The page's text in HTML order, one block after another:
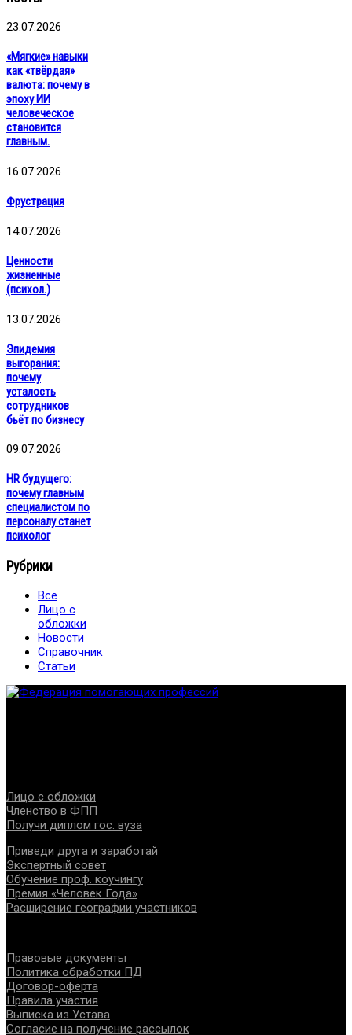
23.07.2026
«Мягкие» навыки
как «твёрдая»
валюта: почему в
эпоху ИИ
человеческое
становится
главным.
16.07.2026
Фрустрация
14.07.2026
Ценности
жизненные
(психол.)
13.07.2026
Эпидемия
выгорания:
почему
усталость
сотрудников
бьёт по бизнесу
09.07.2026
HR будущего:
почему главным
специалистом по
персоналу станет
психолог
Рубрики
Все
Лицо с
обложки
Новости
Справочник
Статьи
Лицо с обложки
Членство в ФПП
Получи диплом гос. вуза
Приведи друга и заработай
Экспертный совет
Обучение проф. коучингу
Премия «Человек Года»
Расширение географии участников
Правовые документы
Политика обработки ПД
Договор-оферта
Правила участия
Выписка из Устава
Согласие на получение рассылок